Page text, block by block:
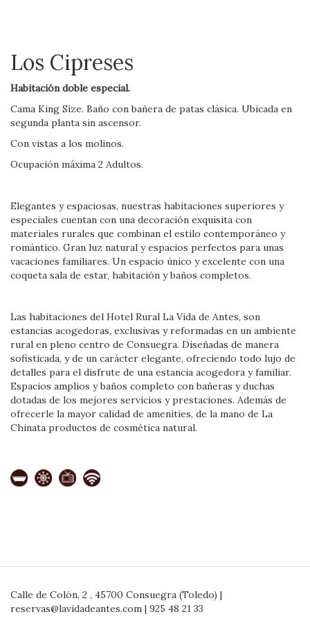
Los Cipreses
Habitación doble especial.
Cama King Size. Baño con bañera de patas clásica. Ubicada en
segunda planta sin ascensor.
Con vistas a los molinos.
Ocupación máxima 2 Adultos.
Elegantes y espaciosas, nuestras habitaciones superiores y
especiales cuentan con una decoración exquisita con
materiales rurales que combinan el estilo contemporáneo y
romántico. Gran luz natural y espacios perfectos para unas
vacaciones familiares. Un espacio único y excelente con una
coqueta sala de estar, habitación y baños completos.
Las habitaciones del Hotel Rural La Vida de Antes, son
estancias acogedoras, exclusivas y reformadas en un ambiente
rural en pleno centro de Consuegra. Diseñadas de manera
sofisticada, y de un carácter elegante, ofreciendo todo lujo de
detalles para el disfrute de una estancia acogedora y familiar.
Espacios amplios y baños completo con bañeras y duchas
dotadas de los mejores servicios y prestaciones. Además de
ofrecerle la mayor calidad de amenities, de la mano de La
Chinata productos de cosmética natural.
Calle de Colón, 2 , 45700 Consuegra (Toledo) |
reservas@lavidadeantes.com | 925 48 21 33